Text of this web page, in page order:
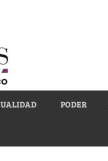
PODER